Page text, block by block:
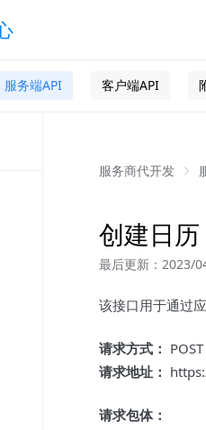
服务端API 客户端API
服务商代开发
创建日历
最后更新：2023/
该接口用于通过
请求方式：
请求地址：
请求包体：